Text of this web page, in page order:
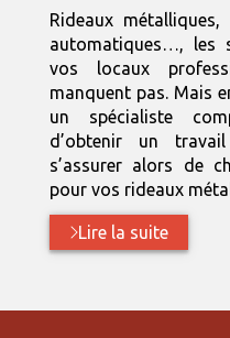
Rideaux
automatiques…, les
vos locaux
manquent pas. Mais
un spécialiste
d’obtenir un
s’assurer alors de
pour vos rideaux
Lire la suite